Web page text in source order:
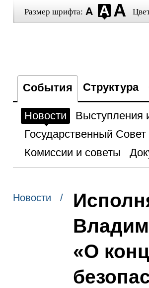
Размер шрифта:
События Структура
Новости
Выступления
Государственный Совет
Комиссии и советы
Новости /
«О